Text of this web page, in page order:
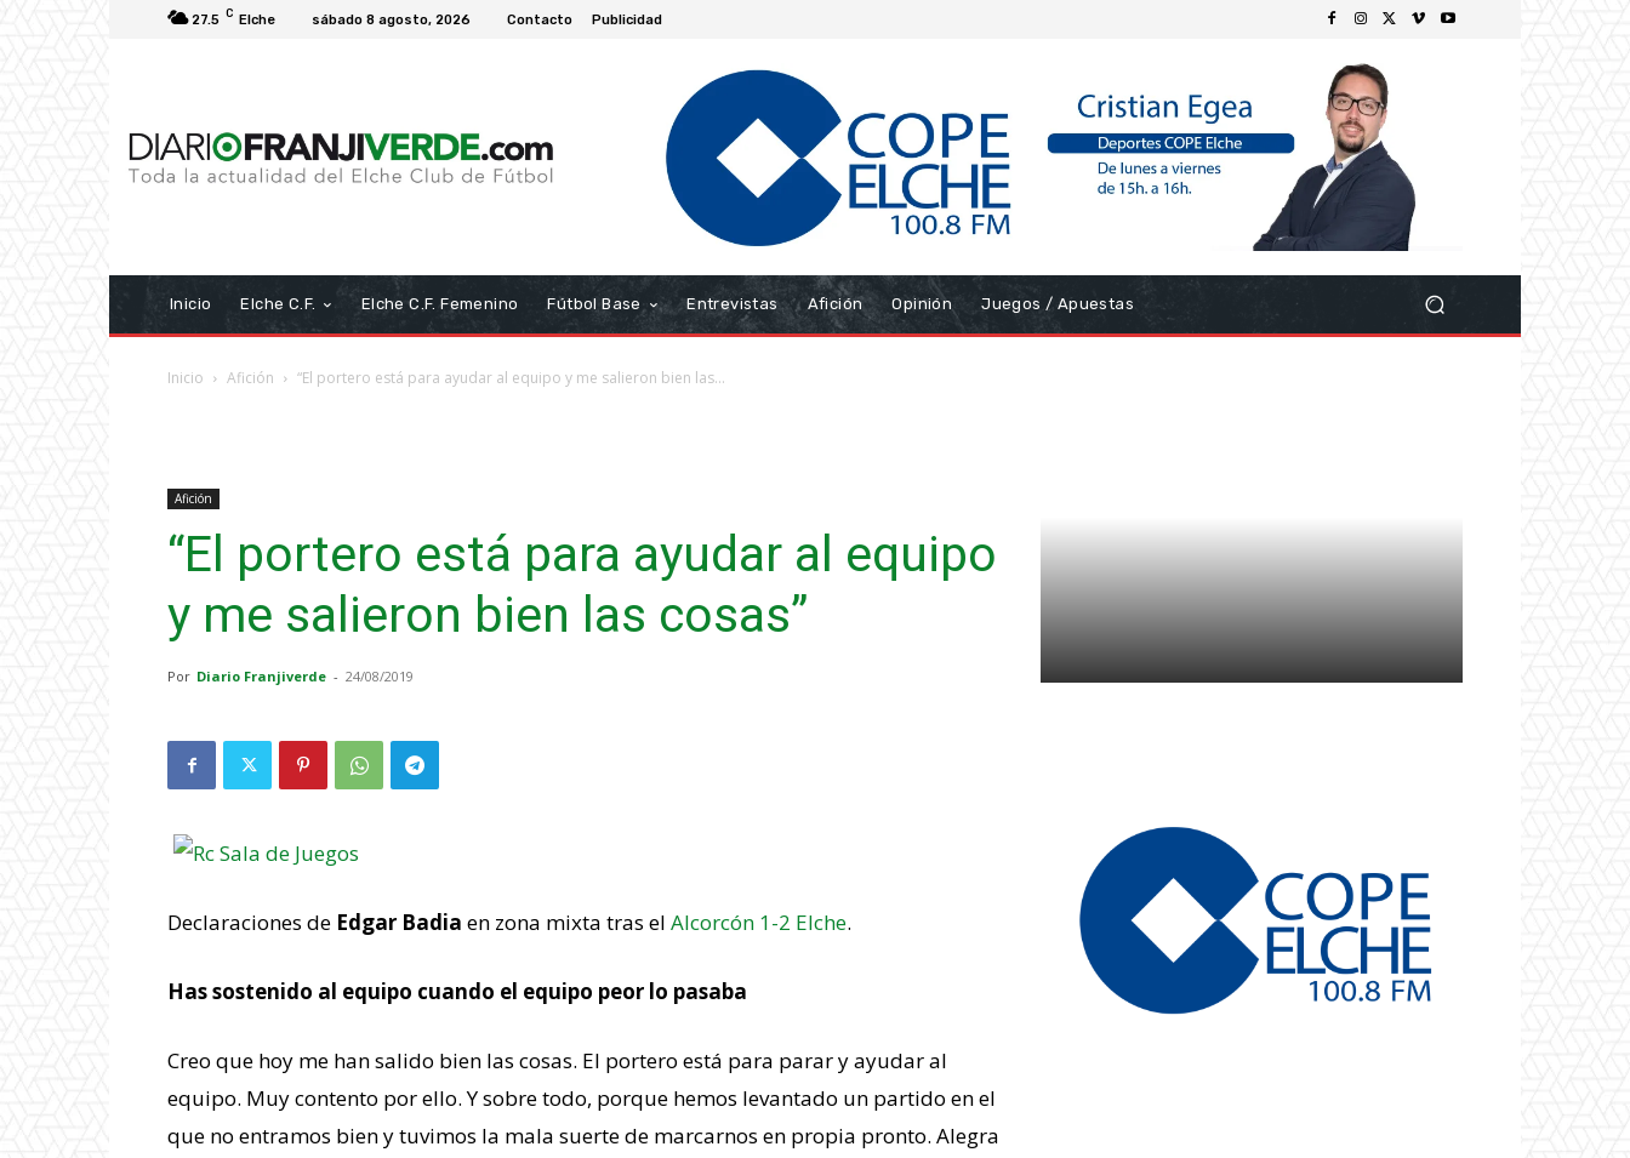
27.5 C Elche sábado 8 agosto, 2026 Contacto Publicidad
Inicio Elche C.F. Elche C.F. Femenino Fútbol Base Entrevistas Afición Opinión Juegos / Apuestas
Inicio Afición “El portero está para ayudar al equipo y me salieron bien las...
Afición
“El portero está para ayudar al equipo
y me salieron bien las cosas”
Por Diario Franjiverde - 24/08/2019
Declaraciones de Edgar Badia en zona mixta tras el Alcorcón 1-2 Elche.
Has sostenido al equipo cuando el equipo peor lo pasaba
Creo que hoy me han salido bien las cosas. El portero está para parar y ayudar al
equipo. Muy contento por ello. Y sobre todo, porque hemos levantado un partido en el
que no entramos bien y tuvimos la mala suerte de marcarnos en propia pronto. Alegra